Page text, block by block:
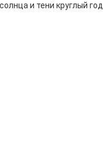
и тени круглый год.